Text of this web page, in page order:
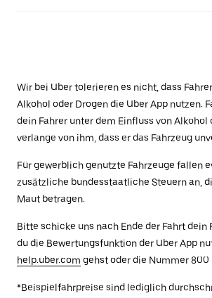
Wir bei Uber tolerieren es nicht, dass
Alkohol oder Drogen die Uber App nutzen.
dein Fahrer unter dem Einfluss von Alkohol
verlange von ihm, dass er das Fahrzeug
Für gewerblich genutzte Fahrzeuge fallen
zusätzliche bundesstaatliche Steuern an,
Maut betragen.
Bitte schicke uns nach Ende der Fahrt dein
du die Bewertungsfunktion der Uber App
help.uber.com gehst oder die Nummer 800
*Beispielfahrpreise sind lediglich